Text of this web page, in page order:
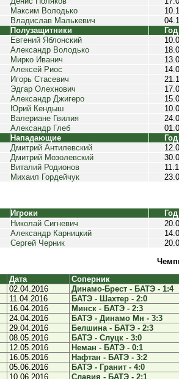
Максим Володько
Владислав Малькевич
Полузащитники
Евгений Яблонский
Александр Володько
Мирко Иванич
Алексей Риос
Игорь Стасевич
Эдгар Олехнович
Александр Джигеро
Юрий Кендыш
Валериане Гвилия
Александр Глеб
Нападающие
Дмитрий Антилевский
Дмитрий Мозолевский
Виталий Родионов
Михаил Гордейчук
Игроки
Николай Сигневич
Александр Карницкий
Сергей Черник
Дата Соперник
02.04.2016 Динамо-Брест - БАТЭ - 1:4
11.04.2016 БАТЭ - Шахтер - 2:0
16.04.2016 Минск - БАТЭ - 2:3
24.04.2016 БАТЭ - Динамо Мн - 3:3
29.04.2016 Белшина - БАТЭ - 2:3
08.05.2016 БАТЭ - Слуцк - 3:0
12.05.2016 Неман - БАТЭ - 0:1
16.05.2016 Нафтан - БАТЭ - 3:2
05.06.2016 БАТЭ - Гранит - 4:0
10.06.2016 Славия - БАТЭ - 2:1